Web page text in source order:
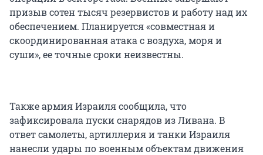
призыв сотен тысяч резервистов и работу над их
обеспечением. Планируется «совместная и
скоординированная атака с воздуха, моря и
суши», ее точные сроки неизвестны.
Также армия Израиля сообщила, что
зафиксировала пуски снарядов из Ливана. В
ответ самолеты, артиллерия и танки Израиля
нанесли удары по военным объектам движения